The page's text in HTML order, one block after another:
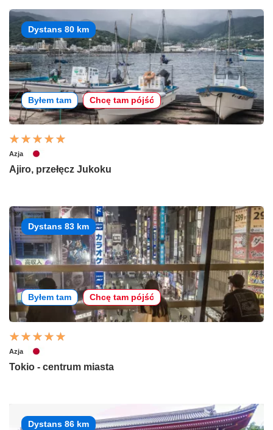
Dystans 80 km
Byłem tam Chcę tam pójść
Azja
Ajiro, przełęcz Jukoku
Dystans 83 km
Byłem tam Chcę tam pójść
Azja
Tokio - centrum miasta
Dystans 86 km